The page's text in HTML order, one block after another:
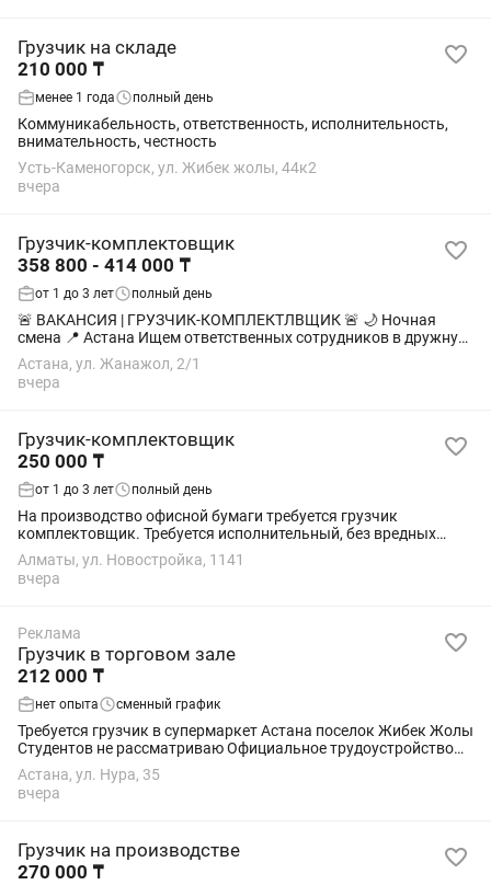
Грузчик на складе
210 000 ₸
менее 1 года полный день
Коммуникабельность, ответственность, исполнительность,
внимательность, честность
Усть-Каменогорск, ул. Жибек жолы, 44к2
вчера
Грузчик-комплектовщик
358 800 - 414 000 ₸
от 1 до 3 лет полный день
🚨 ВАКАНСИЯ | ГРУЗЧИК-КОМПЛЕКТЛВЩИК 🚨 🌙 Ночная
смена 📍 Астана Ищем ответственных сотрудников в дружную
команду! Что предстоит делать: 📦 Погрузка и разгрузка
товара. 📍 Сортировка товара по...
Астана, ул. Жанажол, 2/1
вчера
Грузчик-комплектовщик
250 000 ₸
от 1 до 3 лет полный день
На производство офисной бумаги требуется грузчик
комплектовщик. Требуется исполнительный, без вредных
привычек. График 5/2, с 9 до 18. Переработки оплачиваются.
Обед от компании. смотрите адрес...
Алматы, ул. Новостройка, 1141
вчера
Реклама
Грузчик в торговом зале
212 000 ₸
нет опыта сменный график
Требуется грузчик в супермаркет Астана поселок Жибек Жолы
Студентов не рассматриваю Официальное трудоустройство
График 2/2 С 8:00-20:00 и с 12:00-00;00 посменный Питание и
форма
Астана, ул. Нура, 35
вчера
Грузчик на производстве
270 000 ₸